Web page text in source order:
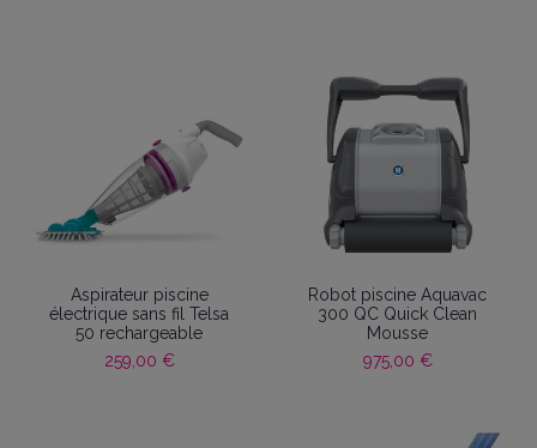
Aspirateur piscine
électrique sans fil Telsa
50 rechargeable
259,00 €
Robot piscine Aquavac
300 QC Quick Clean
Mousse
975,00 €